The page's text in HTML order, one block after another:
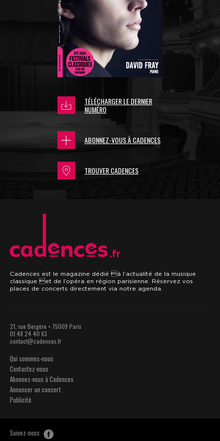
TÉLÉCHARGER LE DERNIER
NUMÉRO
ABONNEZ-VOUS À CADENCES
TROUVER CADENCES
.fr
Cadences est le magazine dédié à l’actualité de la musique
classique et de l’opéra en région parisienne. Réservez vos
places de concerts directement via notre agenda.
21, rue Bergère • 75009 Paris
01 48 24 40 63
contact@cadences.fr
Qui sommes-nous
Contactez-nous
Abonnez-vous à Cadences
Annoncer un concert
Publicité
Suivez-nous